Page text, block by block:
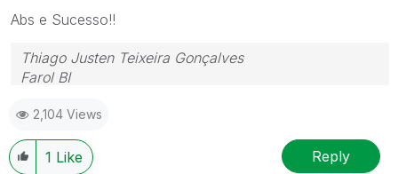
Abs e Sucesso!!
Thiago Justen Teixeira Gonçalves
Farol BI
Skype: justen.thiago
2,104 Views
1 Like Reply